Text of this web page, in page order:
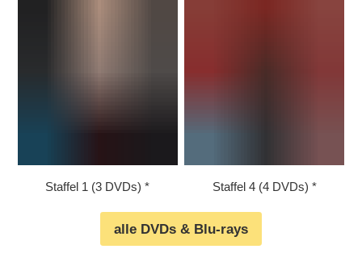
Staffel 1 (3 DVDs) Staffel 4 (4 DVDs)
alle DVDs & Blu-rays